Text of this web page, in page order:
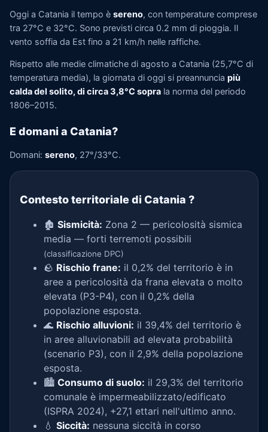
Oggi a Catania il tempo è sereno, con temperature comprese
tra 27°C e 32°C. Sono previsti circa 0.2 mm di pioggia. Il
vento soffia da Est fino a 21 km/h nelle raffiche.
Rispetto alle medie climatiche di agosto a Catania (25,7°C di
temperatura media), la giornata di oggi si preannuncia più
calda del solito, di circa 3,8°C sopra la norma del periodo
1806–2015.
E domani a Catania?
Domani: sereno, 27°/33°C.
Contesto territoriale di Catania ?
🏚️ Sismicità: Zona 2 — pericolosità sismica
media — forti terremoti possibili
(classificazione DPC)
🪨 Rischio frane: il 0,2% del territorio è in
aree a pericolosità da frana elevata o molto
elevata (P3-P4), con il 0,2% della
popolazione esposta.
🌊 Rischio alluvioni: il 39,4% del territorio è
in aree alluvionabili ad elevata probabilità
(scenario P3), con il 2,9% della popolazione
esposta.
🏙️ Consumo di suolo: il 29,3% del territorio
comunale è impermeabilizzato/edificato
(ISPRA 2024), +27,1 ettari nell'ultimo anno.
💧 Siccità: nessuna siccità in corso